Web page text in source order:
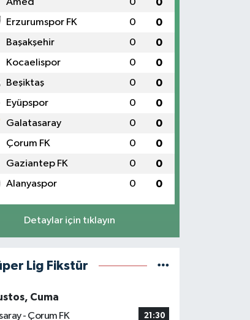
Erzurumspor FK 0 0
Başakşehir 0 0
Kocaelispor 0 0
Beşiktaş 0 0
Eyüpspor 0 0
Galatasaray 0 0
Çorum FK 0 0
Gaziantep FK 0 0
Alanyaspor 0 0
Detaylar için tıklayın
Lig Fikstür
Cuma
- Çorum FK
21:30